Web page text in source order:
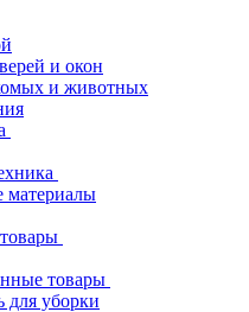
и окон
и животных
материалы
товары
для уборки